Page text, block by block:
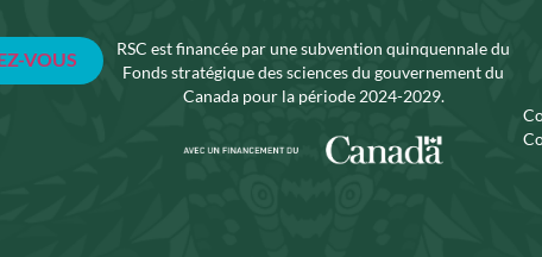
RSC est financée par une subvention quinquennale du
Fonds stratégique des sciences du gouvernement du
Canada pour la période 2024-2029.